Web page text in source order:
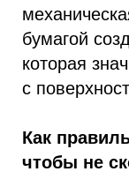
бумагой
которая
с
Как
чтобы не